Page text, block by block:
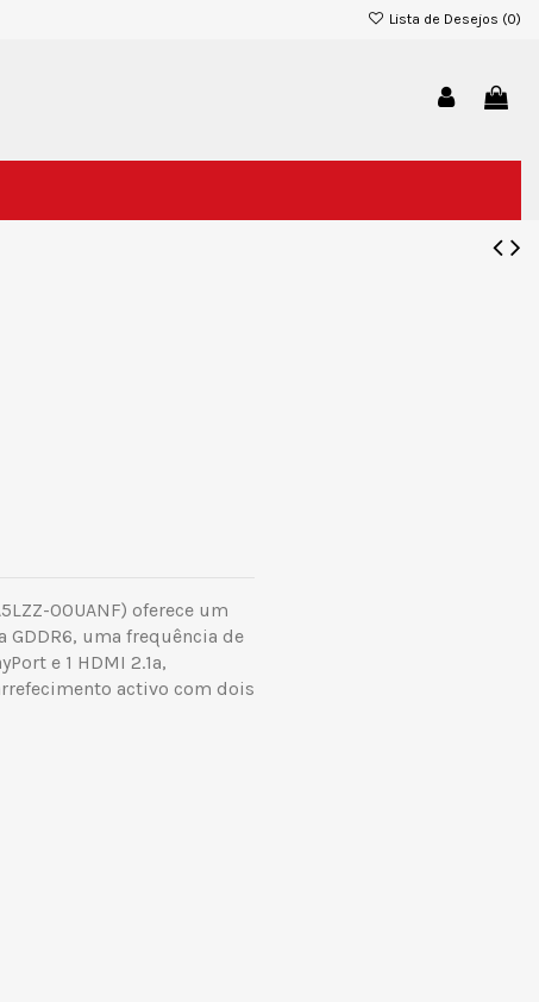
Lista de Desejos (0)
00UANF) oferece um
uma frequência de
e 1 HDMI 2.1a,
activo com dois